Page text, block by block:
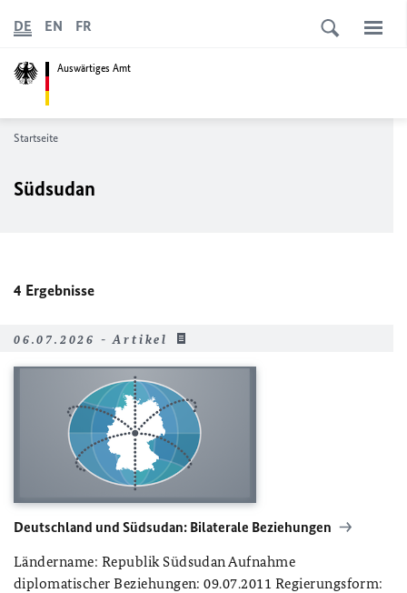
Auswärtiges Amt
DE EN FR
Startseite
Südsudan
4 Ergebnisse
06.07.2026 - Artikel
Deutschland und Südsudan: Bilaterale Beziehungen
Ländername: Republik Südsudan Aufnahme
diplomatischer Beziehungen: 09.07.2011 Regierungsform: